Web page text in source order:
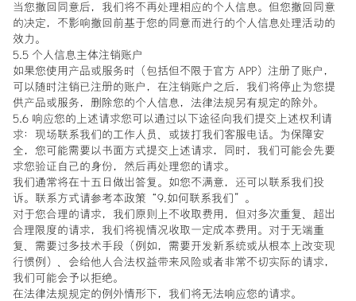
当您撤回同意后，我们将不再处理相应的个人信息。但您撤回同意
的决定，不影响撤回前基于您的同意而进行的个人信息处理活动的
效力。
5.5 个人信息主体注销账户
如果您使用产品或服务时（包括但不限于官方 APP）注册了账户，
可以随时注销已注册的账户，在注销账户之后，我们将停止为您提
供产品或服务，删除您的个人信息，法律法规另有规定的除外。
5.6 响应您的上述请求您可以通过以下途径向我们提交上述权利请
求：现场联系我们的工作人员、或拨打我们客服电话。为保障安
全，您可能需要以书面方式提交上述请求，同时，我们可能会先要
求您验证自己的身份，然后再处理您的请求。
我们通常将在十五日做出答复。如您不满意，还可以联系我们投
诉。联系方式请参考本政策“9.如何联系我们”。
对于您合理的请求，我们原则上不收取费用，但对多次重复、超出
合理限度的请求，我们将视情况收取一定成本费用。对于无端重
复、需要过多技术手段（例如，需要开发新系统或从根本上改变现
行惯例）、会给他人合法权益带来风险或者非常不切实际的请求，
我们可能会予以拒绝。
在法律法规规定的例外情形下，我们将无法响应您的请求。